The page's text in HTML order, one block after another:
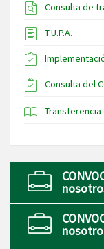
Consulta de
T.U.P.A.
Consulta del
Transferencia